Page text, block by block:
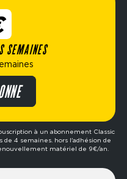
Idéal pour
force et ta condition
de l’année,
flexibles
abonnement dès
ou sans engagement,
passer à l’action ?
dans le club de
SEMAINES
à un abonnement Classic
de 4 semaines. hors l'adhésion de
matériel de 9€/an.